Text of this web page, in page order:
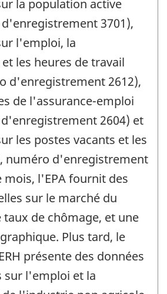
la population active
d'enregistrement 3701),
l'emploi, la
les heures de travail
d'enregistrement 2612),
de l'assurance-emploi
d'enregistrement 2604) et
les postes vacants et les
numéro d'enregistrement
mois, l'EPA fournit des
sur le marché du
de chômage, et une
Plus tard, le
présente des données
sur l'emploi et la